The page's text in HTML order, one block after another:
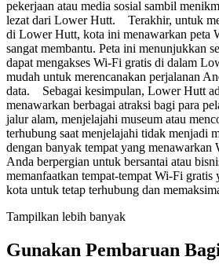
pekerjaan atau media sosial sambil
lezat dari Lower Hutt. Terakhir, untuk
di Lower Hutt, kota ini menawarkan peta
sangat membantu. Peta ini menunjukkan
dapat mengakses Wi-Fi gratis di dalam
mudah untuk merencanakan perjalanan
data. Sebagai kesimpulan, Lower Hutt
menawarkan berbagai atraksi bagi para
jalur alam, menjelajahi museum atau
terhubung saat menjelajahi tidak menjadi
dengan banyak tempat yang menawarkan
Anda berpergian untuk bersantai atau
memanfaatkan tempat-tempat Wi-Fi gratis
kota untuk tetap terhubung dan
Tampilkan lebih banyak
Gunakan Pembaruan